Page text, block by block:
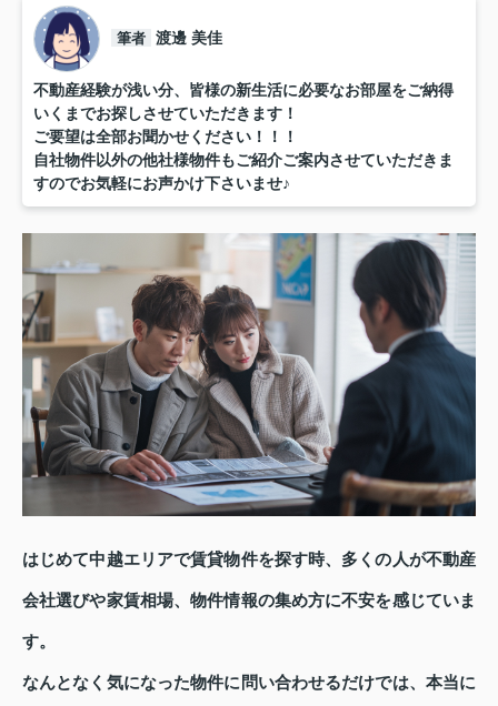
筆者 渡邊 美佳
不動産経験が浅い分、皆様の新生活に必要なお部屋をご納得
いくまでお探しさせていただきます！
ご要望は全部お聞かせください！！！
自社物件以外の他社様物件もご紹介ご案内させていただきま
すのでお気軽にお声かけ下さいませ♪
はじめて中越エリアで賃貸物件を探す時、多くの人が不動産
会社選びや家賃相場、物件情報の集め方に不安を感じていま
す。
なんとなく気になった物件に問い合わせるだけでは、本当に